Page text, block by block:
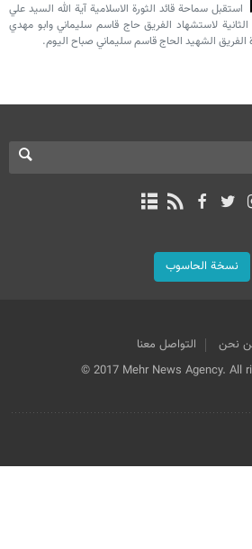
استقبل سماحة قائد الثورة الاسلامية آية الله السيد علي
لاستشهاد الفريق حاج قاسم سليماني وابو مهدي
الفريق الشهيد الحاج قاسم سليماني صباح اليوم.
نسخة الحاسوب
نحن
التواصل معنا
© 2017 Mehr News Agency. All